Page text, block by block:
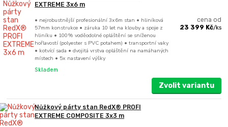
EXTREME 3x6 m
• nejrobustnější profesionální 3x6m stan • hliníková
57mm konstrukce • záruka 10 let na klouby a spoje z
hliníku • 100% voděodolné opláštění se sníženou
hořlavostí (polyester s PVC potahem) • transportní vaky
• kotvící sada • dvojitá vrstva opláštění na namáhaných
místech • 5x nastavení výšky
cena od
23 399 Kč/ks
Skladem
Zvolit variantu
Nůžkový párty stan RedX® PROFI
EXTREME COMPOSITE 3x3 m